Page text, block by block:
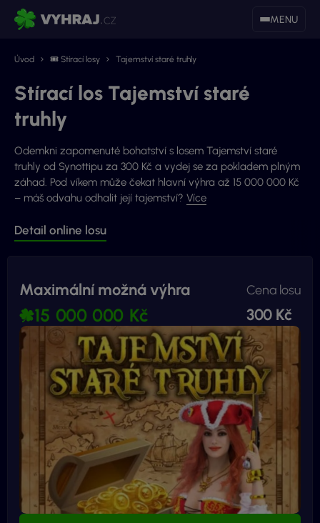
MENU
Úvod 🎟 Stírací losy Tajemství staré truhly
Stírací los Tajemství staré
truhly
Odemkni zapomenuté bohatství s losem Tajemství staré
truhly od Synottipu za 300 Kč a vydej se za pokladem plným
záhad. Pod víkem může čekat hlavní výhra až 15 000 000 Kč
– máš odvahu odhalit její tajemství? Více
Detail online losu
Maximální možná výhra
15 000 000 Kč
Cena losu
300 Kč